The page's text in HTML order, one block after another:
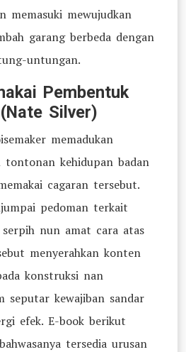
memasuki mewujudkan
garang berbeda dengan
untungan.
Pembentuk
Silver)
memadukan
tontonan kehidupan badan
cagaran tersebut.
pedoman terkait
nun amat cara atas
menyerahkan konten
konstruksi nan
seputar kewajiban sandar
efek. E-book berikut
tersedia urusan